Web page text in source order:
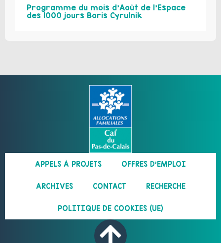
Programme du mois d’Août de l’Espace
des 1000 jours Boris Cyrulnik
APPELS À PROJETS OFFRES D’EMPLOI
ARCHIVES CONTACT RECHERCHE
POLITIQUE DE COOKIES (UE)